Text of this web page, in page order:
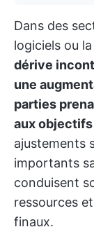
Dans des
logiciels ou
dérive
une
parties
aux
ajustements
importants
conduisent
ressources
finaux.